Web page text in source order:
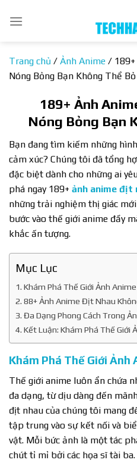
qua
Trang chủ / Ảnh Anime /
Nóng Bỏng Bạn Không Thể
189+ Ảnh
Nóng Bỏng Bạn
Bạn đang tìm kiếm những
cảm xúc? Chúng tôi đã tổng
đặc biệt dành cho những ai
phá ngay 189+ ảnh anime địt
những trải nghiệm thị giác
bước vào thế giới anime đầy
khắc ấn tượng.
Mục Lục
Khám Phá Thế Giới Ảnh
88+ Ảnh Anime Địt Nhau
Đa Dạng Phong Cách Trong
Kết Luận: Khám Phá Thế Giới
Khám Phá Thế Giới
Thế giới anime luôn ẩn chứa
đa dạng, từ dịu dàng đến
địt nhau của chúng tôi mang
tập trung vào sự kết nối và
vật. Mỗi bức ảnh là một tác
chút tỉ mỉ bởi các họa sĩ tài ba.